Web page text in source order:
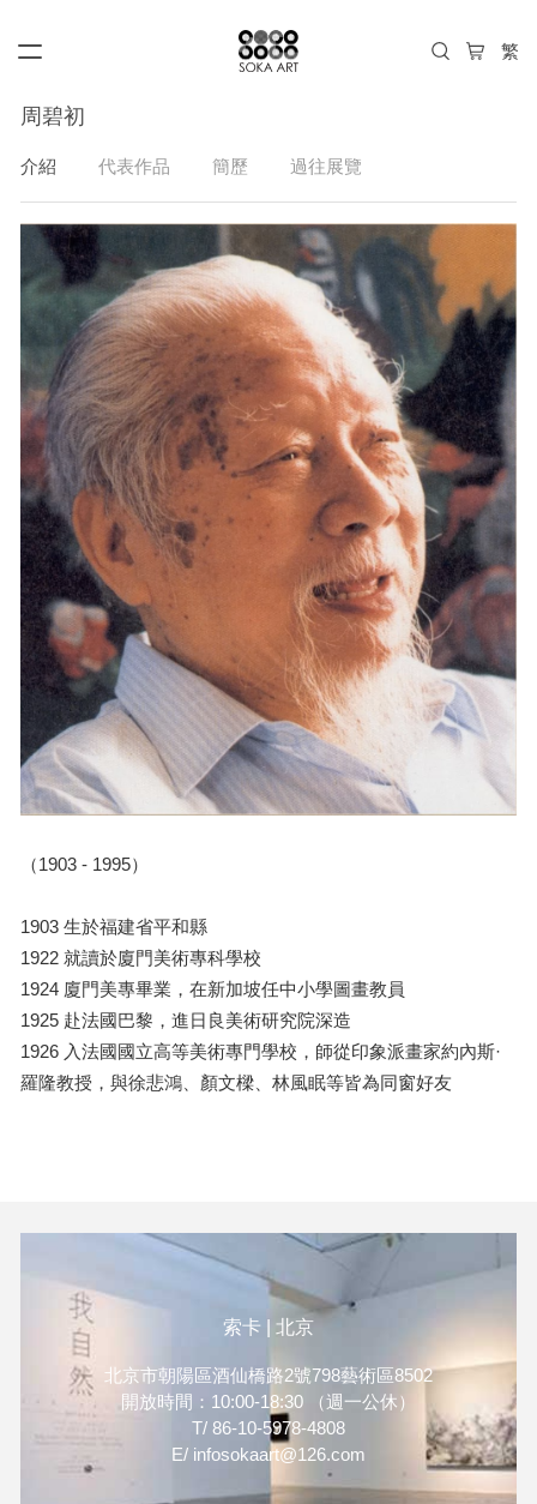
周碧初
介紹 代表作品 簡歷 過往展覽
（1903 - 1995）
1903 生於福建省平和縣
1922 就讀於廈門美術專科學校
1924 廈門美專畢業，在新加坡任中小學圖畫教員
1925 赴法國巴黎，進日良美術研究院深造
1926 入法國國立高等美術專門學校，師從印象派畫家約內斯·
羅隆教授，與徐悲鴻、顏文樑、林風眠等皆為同窗好友
索卡 | 北京
北京市朝陽區酒仙橋路2號798藝術區8502
開放時間：10:00-18:30 （週一公休）
T/ 86-10-5978-4808
E/ infosokaart@126.com